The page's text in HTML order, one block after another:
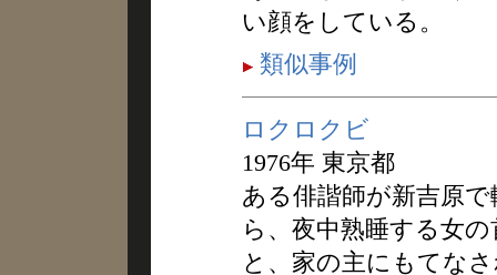
い顔をしている。
類似事例
ロクロクビ
1976年 東京都
ある俳諧師が新吉原
ら、夜中熟睡する女
と、家の主にもてな